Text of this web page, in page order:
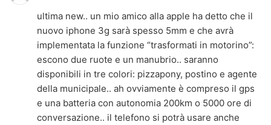
ultima new.. un mio amico alla apple ha detto che il
nuovo iphone 3g sarà spesso 5mm e che avrà
implementata la funzione “trasformati in motorino”:
escono due ruote e un manubrio.. saranno
disponibili in tre colori: pizzapony, postino e agente
della municipale.. ah ovviamente è compreso il gps
e una batteria con autonomia 200km o 5000 ore di
conversazione.. il telefono si potrà usare anche